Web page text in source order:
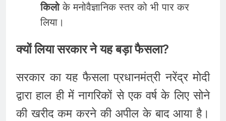
किलोके मनोवैज्ञानिक स्तर को भी पार कर
लिया।
क्यों लिया सरकार ने यह बड़ा फैसला?
सरकार का यह फैसला प्रधानमंत्री नरेंद्र मोदी
द्वारा हाल ही में नागरिकों से एक वर्ष के लिए सोने
की खरीद कम करने की अपील के बाद आया है।